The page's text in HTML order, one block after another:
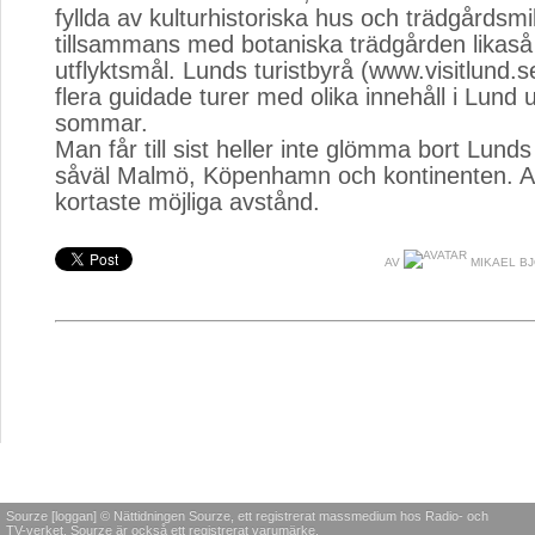
fyllda av kulturhistoriska hus och
tillsammans med botaniska trädgården
utflyktsmål. Lunds turistbyrå
flera guidade turer med olika innehåll i Lund
sommar.
Man får till sist heller inte glömma bort
såväl Malmö, Köpenhamn och kontinenten.
kortaste möjliga avstånd.
AV MIKAEL
Sourze [loggan] © Nättidningen Sourze, ett registrerat massmedium hos Radio- och
TV-verket. Sourze är också ett registrerat varumärke.